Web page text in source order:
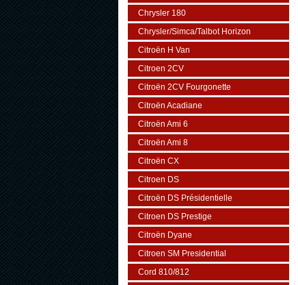
Chrysler 180
Chrysler/Simca/Talbot Horizon
Citroën H Van
Citroen 2CV
Citroën 2CV Fourgonette
Citroën Acadiane
Citroën Ami 6
Citroën Ami 8
Citroën CX
Citroen DS
Citroën DS Présidentielle
Citroen DS Prestige
Citroën Dyane
Citroen SM Presidential
Cord 810/812